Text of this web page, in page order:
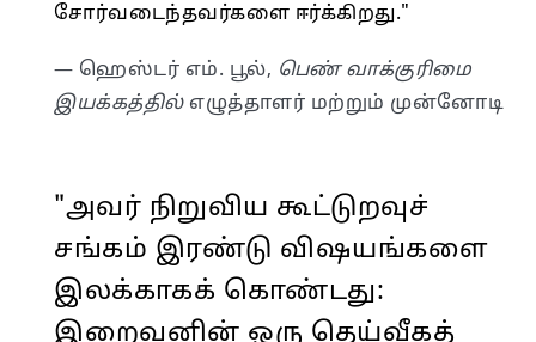
சோர்வடைந்தவர்களை ஈர்க்கிறது."
— ஹெஸ்டர் எம். பூல், பெண் வாக்குரிமை
இயக்கத்தில் எழுத்தாளர் மற்றும் முன்னோடி
"அவர் நிறுவிய கூட்டுறவுச்
சங்கம் இரண்டு விஷயங்களை
இலக்காகக் கொண்டது:
இறைவனின் ஒரு தெய்வீகத்